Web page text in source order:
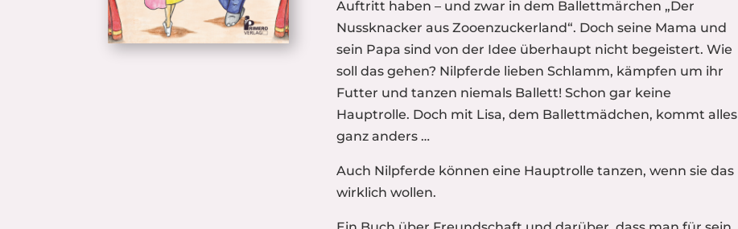
Auftritt haben – und zwar in dem Ballettmärchen „Der
Nussknacker aus Zooenzuckerland“. Doch seine Mama und
sein Papa sind von der Idee überhaupt nicht begeistert. Wie
soll das gehen? Nilpferde lieben Schlamm, kämpfen um ihr
Futter und tanzen niemals Ballett! Schon gar keine
Hauptrolle. Doch mit Lisa, dem Ballettmädchen, kommt alles
ganz anders …
Auch Nilpferde können eine Hauptrolle tanzen, wenn sie das
wirklich wollen.